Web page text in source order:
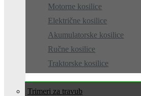
Motorne kosilice
Električne kosilice
Akumulatorske kosilice
Ručne kosilice
Traktorske kosilice
Trimeri za travu